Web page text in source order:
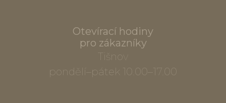
Otevírací hodiny
pro zákazníky
Tišnov
pondělí–pátek 10.00–17.00